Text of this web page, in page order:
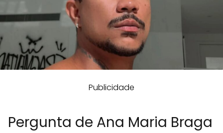
Publicidade
Pergunta de Ana Maria Braga